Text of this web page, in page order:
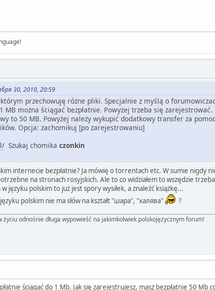
30, 2010, 20:59
przechowuję różne pliki. Specjalnie z myślą o
MB można ściągać bezpłatnie. Powyżej trzeba się zarejestrować.
to 50 MB. Powyżej należy wykupić dodatkowy transfer za
Opcja: zachomikuj [po zarejestrowaniu]
Szukaj chomika czonkin
internecie bezpłatnie? Ja mówię o torrentach etc. W sumie nigdy
na stronach rosyjskich. Ale to co widziałem to wszędzie
języku polskim to już jest spory wysiłek, a znaleźć książkę...
polskim nie ma słów na kształt "шара", "халява"
?
życiu odnośnie długa wypowieść na jakimkolwiek polskojęzycznym forum!
ściągać do 1 Mb. Jak się zarejestrujesz, masz bezpłatnie 50 Mb